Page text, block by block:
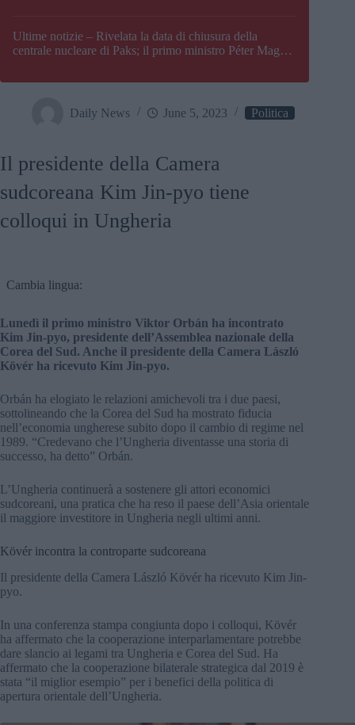
Ultime notizie – Rivelata la data di chiusura della
centrale nucleare di Paks; il primo ministro Péter Magyar
Daily News June 5, 2023 Politica
Il presidente della Camera
sudcoreana Kim Jin-pyo tiene
colloqui in Ungheria
Cambia lingua:
Lunedì il primo ministro Viktor Orbán ha incontrato
Kim Jin-pyo, presidente dell’Assemblea nazionale della
Corea del Sud. Anche il presidente della Camera László
Kövér ha ricevuto Kim Jin-pyo.
Orbán ha elogiato le relazioni amichevoli tra i due paesi,
sottolineando che la Corea del Sud ha mostrato fiducia
nell’economia ungherese subito dopo il cambio di regime nel
1989. “Credevano che l’Ungheria diventasse una storia di
successo, ha detto” Orbán.
L’Ungheria continuerà a sostenere gli attori economici
sudcoreani, una pratica che ha reso il paese dell’Asia orientale
il maggiore investitore in Ungheria negli ultimi anni.
Kövér incontra la controparte sudcoreana
Il presidente della Camera László Kövér ha ricevuto Kim Jin-
pyo.
In una conferenza stampa congiunta dopo i colloqui, Kövér
ha affermato che la cooperazione interparlamentare potrebbe
dare slancio ai legami tra Ungheria e Corea del Sud. Ha
affermato che la cooperazione bilaterale strategica dal 2019 è
stata “il miglior esempio” per i benefici della politica di
apertura orientale dell’Ungheria.